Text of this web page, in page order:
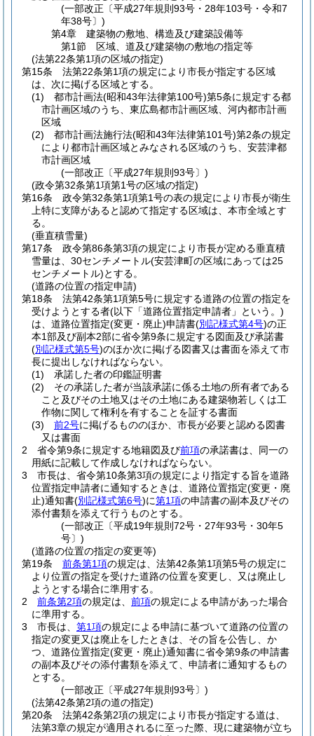
(一部改正〔平成27年規則93号・28年103号・令和7
年38号〕)
第4章
建築物の敷地、構造及び建築設備等
第1節
区域、道及び建築物の敷地の指定等
(法第22条第1項の区域の指定)
第15条
法第22条第1項の規定により市長が指定する区域
は、次に掲げる区域とする。
(1)
都市計画法(昭和43年法律第100号)第5条に規定する都
市計画区域のうち、東広島都市計画区域、河内都市計画
区域
(2)
都市計画法施行法(昭和43年法律第101号)第2条の規定
により都市計画区域とみなされる区域のうち、安芸津都
市計画区域
(一部改正〔平成27年規則93号〕)
(政令第32条第1項第1号の区域の指定)
第16条
政令第32条第1項第1号の表の規定により市長が衛生
上特に支障があると認めて指定する区域は、本市全域とす
る。
(垂直積雪量)
第17条
政令第86条第3項の規定により市長が定める垂直積
雪量は、30センチメートル(安芸津町の区域にあっては25
センチメートル)とする。
(道路の位置の指定申請)
第18条
法第42条第1項第5号に規定する道路の位置の指定を
受けようとする者(以下「道路位置指定申請者」という。)
は、道路位置指定(変更・廃止)申請書(別記様式第4号)の正
本1部及び副本2部に省令第9条に規定する図面及び承諾書
(別記様式第5号)のほか次に掲げる図書又は書面を添えて市
長に提出しなければならない。
(1)
承諾した者の印鑑証明書
(2)
その承諾した者が当該承諾に係る土地の所有者である
こと及びその土地又はその土地にある建築物若しくは工
作物に関して権利を有することを証する書面
(3)
前2号に掲げるもののほか、市長が必要と認める図書
又は書面
2
省令第9条に規定する地籍図及び前項の承諾書は、同一の
用紙に記載して作成しなければならない。
3
市長は、省令第10条第3項の規定により指定する旨を道路
位置指定申請者に通知するときは、道路位置指定(変更・廃
止)通知書(別記様式第6号)に第1項の申請書の副本及びその
添付書類を添えて行うものとする。
(一部改正〔平成19年規則72号・27年93号・30年5
号〕)
(道路の位置の指定の変更等)
第19条
前条第1項の規定は、法第42条第1項第5号の規定に
より位置の指定を受けた道路の位置を変更し、又は廃止し
ようとする場合に準用する。
2
前条第2項の規定は、 前項の規定による申請があった場合
に準用する。
3
市長は、 第1項の規定による申請に基づいて道路の位置の
指定の変更又は廃止をしたときは、その旨を公告し、か
つ、道路位置指定(変更・廃止)通知書に省令第9条の申請書
の副本及びその添付書類を添えて、申請者に通知するもの
とする。
(一部改正〔平成27年規則93号〕)
(法第42条第2項の道の指定)
第20条
法第42条第2項の規定により市長が指定する道は、
法第3章の規定が適用されるに至った際、現に建築物が立ち